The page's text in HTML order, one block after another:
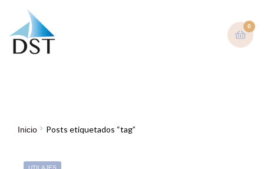
0
Inicio Posts etiquetados “tag”
UTILAJES